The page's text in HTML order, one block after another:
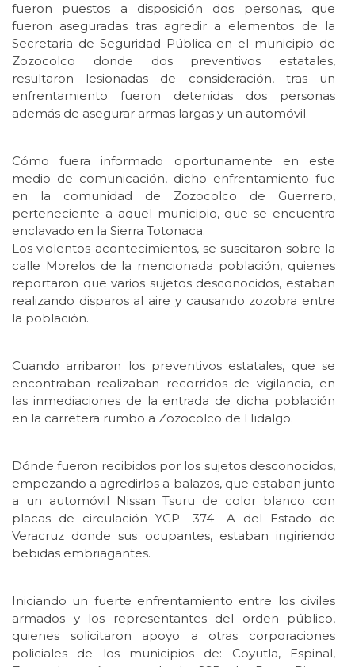
fueron puestos a disposición dos personas, que
fueron aseguradas tras agredir a elementos de la
Secretaria de Seguridad Pública en el municipio de
Zozocolco donde dos preventivos estatales,
resultaron lesionadas de consideración, tras un
enfrentamiento fueron detenidas dos personas
además de asegurar armas largas y un automóvil.
Cómo fuera informado oportunamente en este
medio de comunicación, dicho enfrentamiento fue
en la comunidad de Zozocolco de Guerrero,
perteneciente a aquel municipio, que se encuentra
enclavado en la Sierra Totonaca.
Los violentos acontecimientos, se suscitaron sobre la
calle Morelos de la mencionada población, quienes
reportaron que varios sujetos desconocidos, estaban
realizando disparos al aire y causando zozobra entre
la población.
Cuando arribaron los preventivos estatales, que se
encontraban realizaban recorridos de vigilancia, en
las inmediaciones de la entrada de dicha población
en la carretera rumbo a Zozocolco de Hidalgo.
Dónde fueron recibidos por los sujetos desconocidos,
empezando a agredirlos a balazos, que estaban junto
a un automóvil Nissan Tsuru de color blanco con
placas de circulación YCP- 374- A del Estado de
Veracruz donde sus ocupantes, estaban ingiriendo
bebidas embriagantes.
Iniciando un fuerte enfrentamiento entre los civiles
armados y los representantes del orden público,
quienes solicitaron apoyo a otras corporaciones
policiales de los municipios de: Coyutla, Espinal,